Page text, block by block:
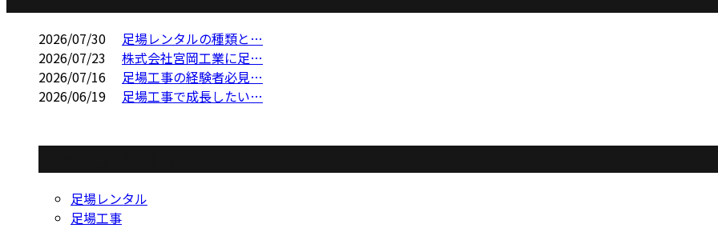
2026/07/30
足場レンタルの種類と…
2026/07/23
株式会社宮岡工業に足…
2026/07/16
足場工事の経験者必見…
2026/06/19
足場工事で成長したい…
足場レンタル
足場工事